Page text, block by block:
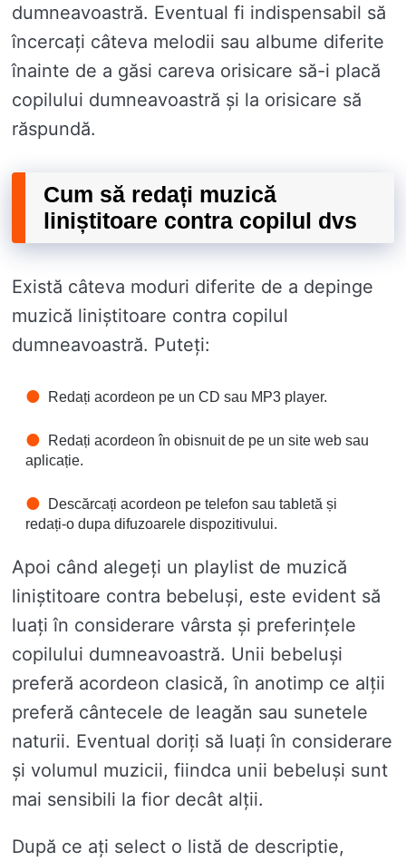
dumneavoastră. Eventual fi indispensabil să
încercați câteva melodii sau albume diferite
înainte de a găsi careva orisicare să-i placă
copilului dumneavoastră și la orisicare să
răspundă.
Cum să redați muzică
liniștitoare contra copilul dvs
Există câteva moduri diferite de a depinge
muzică liniștitoare contra copilul
dumneavoastră. Puteți:
Redați acordeon pe un CD sau MP3 player.
Redați acordeon în obisnuit de pe un site web sau
aplicație.
Descărcați acordeon pe telefon sau tabletă și
redați-o dupa difuzoarele dispozitivului.
Apoi când alegeți un playlist de muzică
liniștitoare contra bebeluși, este evident să
luați în considerare vârsta și preferințele
copilului dumneavoastră. Unii bebeluși
preferă acordeon clasică, în anotimp ce alții
preferă cântecele de leagăn sau sunetele
naturii. Eventual doriți să luați în considerare
și volumul muzicii, fiindca unii bebeluși sunt
mai sensibili la fior decât alții.
După ce ați select o listă de descriptie,